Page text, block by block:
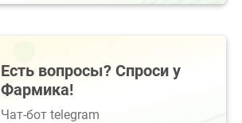
Есть вопросы? Спроси у
Фармика!
Чат-бот telegram